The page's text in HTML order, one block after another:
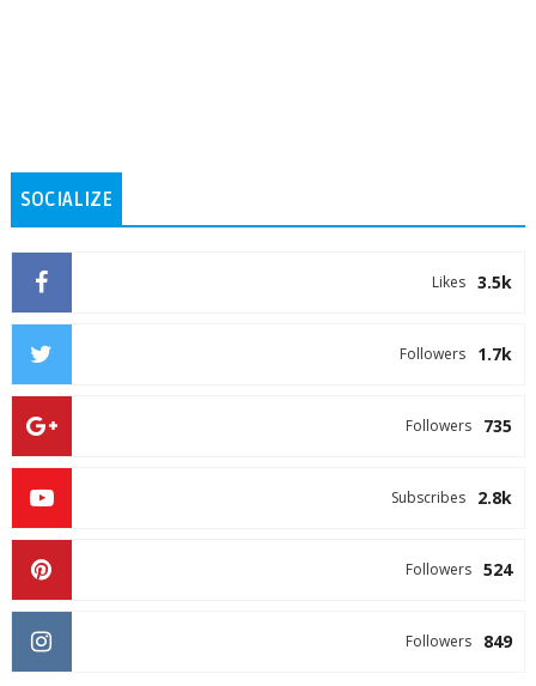
SOCIALIZE
3.5k
Likes
1.7k
Followers
735
Followers
2.8k
Subscribes
524
Followers
849
Followers